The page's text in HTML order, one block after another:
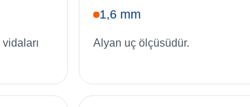
1,6 mm
Alyan uç ölçüsüdür.